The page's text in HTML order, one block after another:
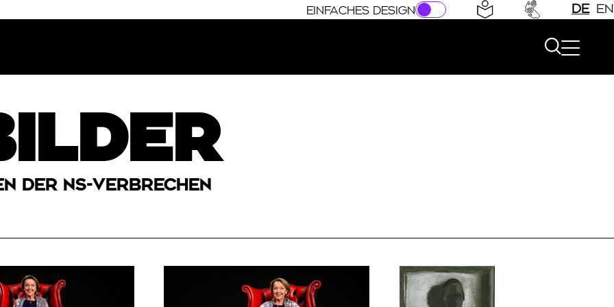
EINFACHES DESIGN DE EN
DER NS-VERBRECHEN